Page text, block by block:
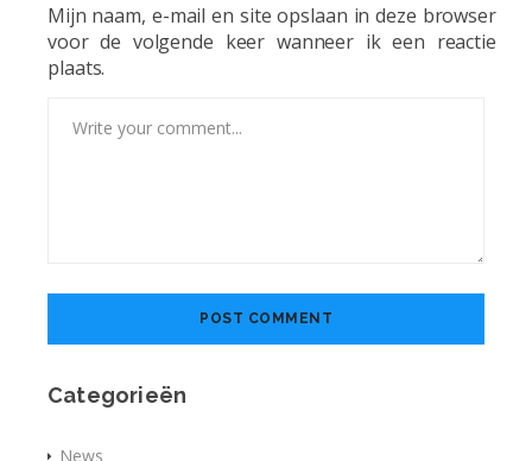
Mijn naam, e-mail en site opslaan in deze browser
voor de volgende keer wanneer ik een reactie
plaats.
Categorieën
News